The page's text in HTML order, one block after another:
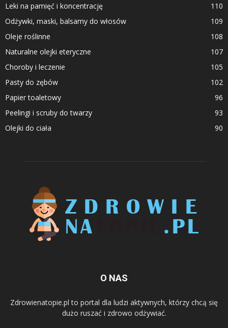
Leki na pamięć i koncentrację
110
Odżywki, maski, balsamy do włosów
109
Oleje roślinne
108
Naturalne olejki eteryczne
107
Choroby i leczenie
105
Pasty do zębów
102
Papier toaletowy
96
Peelingi i scruby do twarzy
93
Olejki do ciała
90
O NAS
Zdrowienatopie.pl to portal dla ludzi aktywnych, którzy chcą się
dużo ruszać i zdrowo odżywiać.